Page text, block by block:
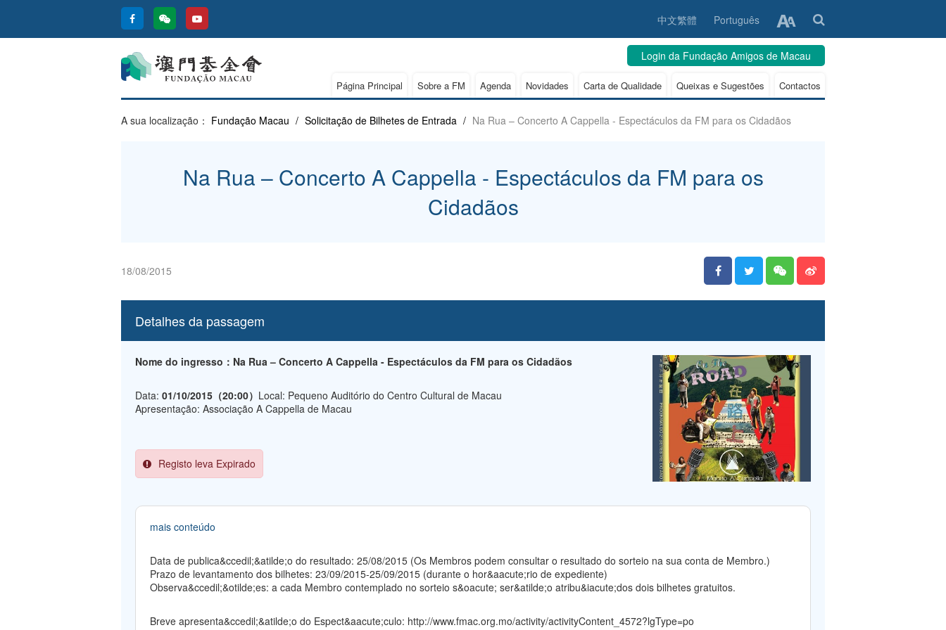
中文繁體 Português
Login da Fundação Amigos de Macau
Página Principal Sobre a FM Agenda Novidades Carta de Qualidade Queixas e Sugestões Contactos
A sua localização： Fundação Macau / Solicitação de Bilhetes de Entrada / Na Rua – Concerto A Cappella - Espectáculos da FM para os Cidadãos
Na Rua – Concerto A Cappella - Espectáculos da FM para os
Cidadãos
18/08/2015
Detalhes da passagem
Nome do ingresso：Na Rua – Concerto A Cappella - Espectáculos da FM para os Cidadãos
Data: 01/10/2015（20:00） Local: Pequeno Auditório do Centro Cultural de Macau
Apresentação: Associação A Cappella de Macau
Registo leva Expirado
mais conteúdo
Data de publica&ccedil;&atilde;o do resultado: 25/08/2015 (Os Membros podem consultar o resultado do sorteio na sua conta de Membro.)
Prazo de levantamento dos bilhetes: 23/09/2015-25/09/2015 (durante o hor&aacute;rio de expediente)
Observa&ccedil;&otilde;es: a cada Membro contemplado no sorteio s&oacute; ser&atilde;o atribu&iacute;dos dois bilhetes gratuitos.
Breve apresenta&ccedil;&atilde;o do Espect&aacute;culo: http://www.fmac.org.mo/activity/activityContent_4572?lgType=po